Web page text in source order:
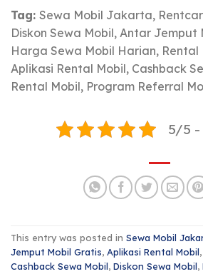
Tag: Sewa Mobil Jakarta,
Diskon Sewa Mobil, Antar Jemput
Harga Sewa Mobil Harian, Rental
Aplikasi Rental Mobil, Cashback
Rental Mobil, Program Referral
5/5 -
This entry was posted in Sewa Mobil
Jemput Mobil Gratis, Aplikasi Rental Mobil,
Cashback Sewa Mobil, Diskon Sewa Mobil,